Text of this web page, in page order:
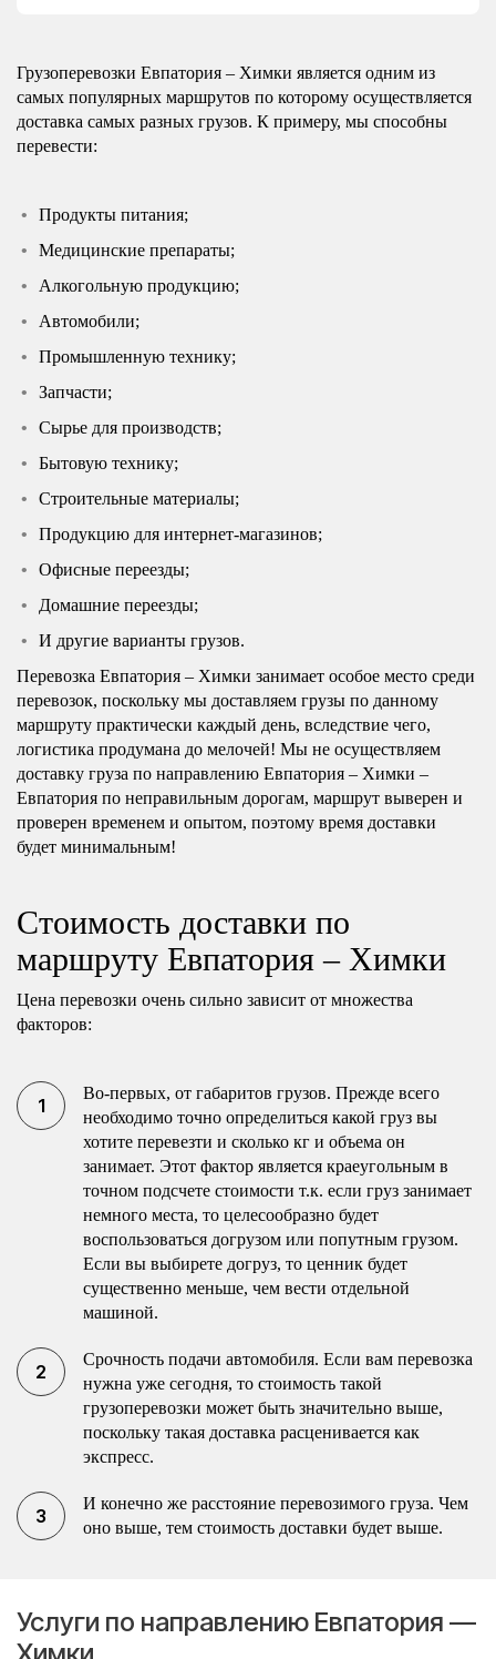
Грузоперевозки Евпатория – Химки является одним из
самых популярных маршрутов по которому осуществляется
доставка самых разных грузов. К примеру, мы способны
перевести:
Продукты питания;
Медицинские препараты;
Алкогольную продукцию;
Автомобили;
Промышленную технику;
Запчасти;
Сырье для производств;
Бытовую технику;
Строительные материалы;
Продукцию для интернет-магазинов;
Офисные переезды;
Домашние переезды;
И другие варианты грузов.
Перевозка Евпатория – Химки занимает особое место среди
перевозок, поскольку мы доставляем грузы по данному
маршруту практически каждый день, вследствие чего,
логистика продумана до мелочей! Мы не осуществляем
доставку груза по направлению Евпатория – Химки –
Евпатория по неправильным дорогам, маршрут выверен и
проверен временем и опытом, поэтому время доставки
будет минимальным!
Стоимость доставки по
маршруту Евпатория – Химки
Цена перевозки очень сильно зависит от множества
факторов:
Во-первых, от габаритов грузов. Прежде всего
необходимо точно определиться какой груз вы
хотите перевезти и сколько кг и объема он
занимает. Этот фактор является краеугольным в
точном подсчете стоимости т.к. если груз занимает
немного места, то целесообразно будет
воспользоваться догрузом или попутным грузом.
Если вы выбирете догруз, то ценник будет
существенно меньше, чем вести отдельной
машиной.
Срочность подачи автомобиля. Если вам перевозка
нужна уже сегодня, то стоимость такой
грузоперевозки может быть значительно выше,
поскольку такая доставка расценивается как
экспресс.
И конечно же расстояние перевозимого груза. Чем
оно выше, тем стоимость доставки будет выше.
Услуги по направлению Евпатория —